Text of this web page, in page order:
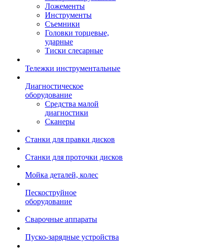
Ложементы
Инструменты
Съемники
Головки торцевые,
ударные
Тиски слесарные
Тележки инструментальные
Диагностическое
оборудование
Средства малой
диагностики
Сканеры
Станки для правки дисков
Станки для проточки дисков
Мойка деталей, колес
Пескоструйное
оборудование
Сварочные аппараты
Пуско-зарядные устройства